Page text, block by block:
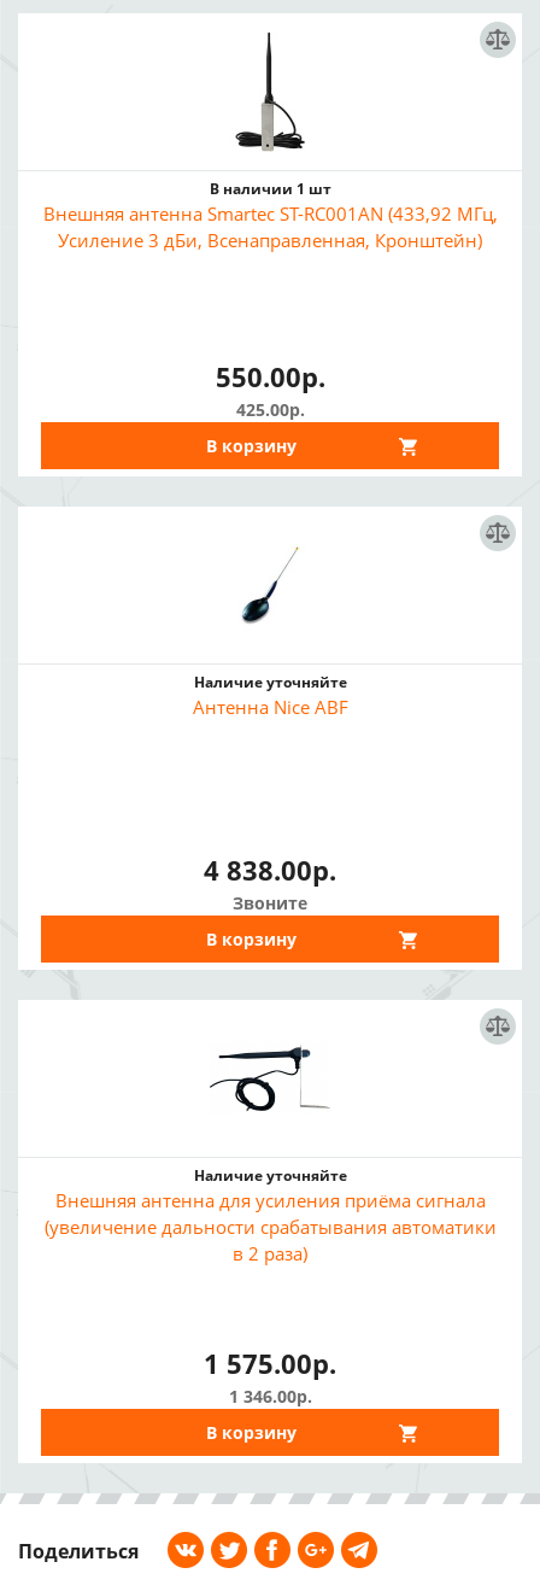
В наличии 1 шт
Внешняя антенна Smartec ST-RC001AN (433,92 МГц,
Усиление 3 дБи, Всенаправленная, Кронштейн)
550.00р.
425.00р.
В корзину
Наличие уточняйте
Антенна Nice ABF
4 838.00р.
Звоните
В корзину
Наличие уточняйте
Внешняя антенна для усиления приёма сигнала
(увеличение дальности срабатывания автоматики
в 2 раза)
1 575.00р.
1 346.00р.
В корзину
Поделиться